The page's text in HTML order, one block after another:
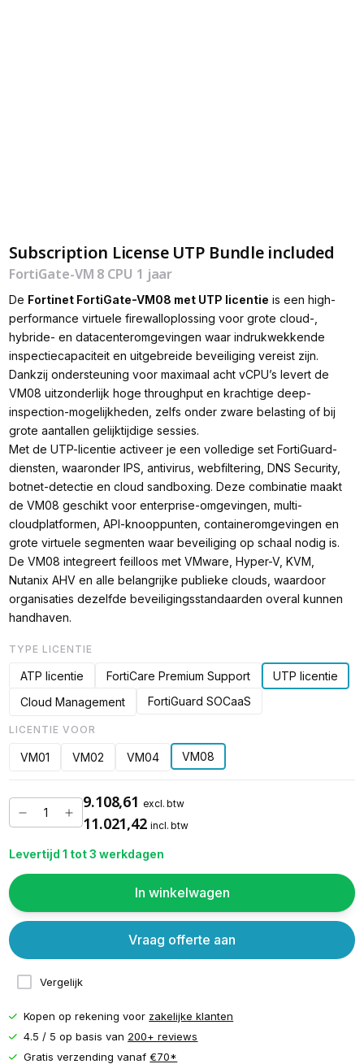
Subscription License UTP Bundle included
FortiGate-VM 8 CPU 1 jaar
De Fortinet FortiGate-VM08 met UTP licentie is een high-
performance virtuele firewalloplossing voor grote cloud-,
hybride- en datacenteromgevingen waar indrukwekkende
inspectiecapaciteit en uitgebreide beveiliging vereist zijn.
Dankzij ondersteuning voor maximaal acht vCPU’s levert de
VM08 uitzonderlijk hoge throughput en krachtige deep-
inspection-mogelijkheden, zelfs onder zware belasting of bij
grote aantallen gelijktijdige sessies.
Met de UTP-licentie activeer je een volledige set FortiGuard-
diensten, waaronder IPS, antivirus, webfiltering, DNS Security,
botnet-detectie en cloud sandboxing. Deze combinatie maakt
de VM08 geschikt voor enterprise-omgevingen, multi-
cloudplatformen, API-knooppunten, containeromgevingen en
grote virtuele segmenten waar beveiliging op schaal nodig is.
De VM08 integreert feilloos met VMware, Hyper-V, KVM,
Nutanix AHV en alle belangrijke publieke clouds, waardoor
organisaties dezelfde beveiligingsstandaarden overal kunnen
handhaven.
TYPE LICENTIE
ATP licentie FortiCare Premium Support
UTP licentie
Cloud Management
FortiGuard SOCaaS
LICENTIE VOOR
VM01 VM02 VM04 VM08
9.108,61 excl. btw
11.021,42 incl. btw
Levertijd 1 tot 3 werkdagen
In winkelwagen
Vergelijk
Vraag offerte aan
Kopen op rekening voor zakelijke klanten
4.5 / 5 op basis van 200+ reviews
Gratis verzending vanaf€70*